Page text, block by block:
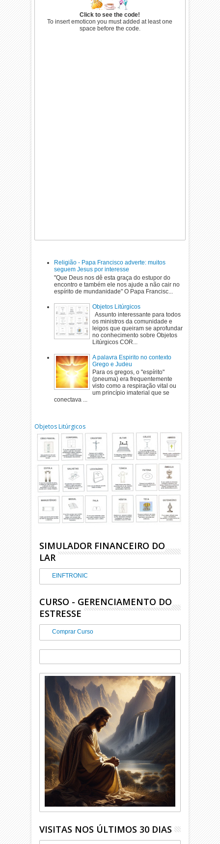
Click to see the code!
To insert emoticon you must added at least one
space before the code.
Religião - Papa Francisco adverte: muitos
seguem Jesus por interesse
"Que Deus nos dê esta graça do estupor do
encontro e também ele nos ajude a não cair no
espírito de mundanidade" O Papa Francisc...
Objetos Litúrgicos
Assunto interessante para todos
os ministros da comunidade e
leigos que queiram se aprofundar
no conhecimento sobre Objetos
Litúrgicos COR...
A palavra Espirito no contexto
Grego e Judeu
Para os gregos, o "espírito"
(pneuma) era frequentemente
visto como a respiração vital ou
um princípio imaterial que se
conectava ...
Objetos Litúrgicos
SIMULADOR FINANCEIRO DO
LAR
EINFTRONIC
CURSO - GERENCIAMENTO DO
ESTRESSE
Comprar Curso
VISITAS NOS ÚLTIMOS 30 DIAS